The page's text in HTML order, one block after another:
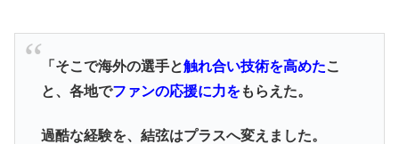
「そこで海外の選手と触れ合い技術を高めたこ
と、各地でファンの応援に力をもらえた。
過酷な経験を、結弦はプラスへ変えました。